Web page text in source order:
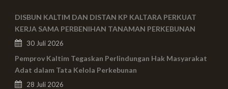
DISBUN KALTIM DAN DISTAN KP KALTARA PERKUAT
KERJA SAMA PERBENIHAN TANAMAN PERKEBUNAN
30 Juli 2026
Pemprov Kaltim Tegaskan Perlindungan Hak Masyarakat
Adat dalam Tata Kelola Perkebunan
28 Juli 2026